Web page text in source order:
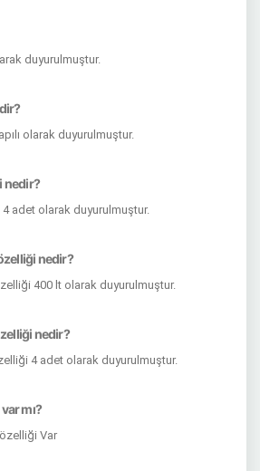
duyurulmuştur.
olarak duyurulmuştur.
nedir?
adet olarak duyurulmuştur.
nedir?
400 lt olarak duyurulmuştur.
nedir?
4 adet olarak duyurulmuştur.
mı?
Var